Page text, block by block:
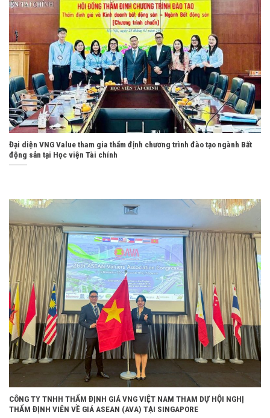
Đại diện VNG Value tham gia thẩm định chương trình đào tạo ngành Bất
động sản tại Học viện Tài chính
CÔNG TY TNHH THẨM ĐỊNH GIÁ VNG VIỆT NAM THAM DỰ HỘI NGHỊ
THẨM ĐỊNH VIÊN VỀ GIÁ ASEAN (AVA) TẠI SINGAPORE